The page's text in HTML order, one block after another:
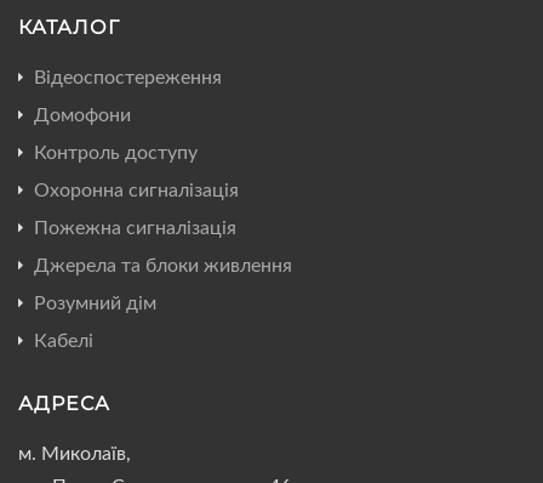
КАТАЛОГ
Відеоспостереження
Домофони
Контроль доступу
Охоронна сигналізація
Пожежна сигналізація
Джерела та блоки живлення
Розумний дім
Кабелі
АДРЕСА
м. Миколаїв,